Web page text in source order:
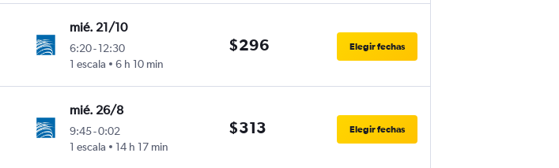
mié. 21/10
6:20-12:30
1 escala
6 h 10 min
$296 Elegir fechas
mié. 26/8
9:45-0:02
1 escala
14 h 17 min
$313 Elegir fechas